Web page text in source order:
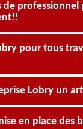
pour tous
Lobry un
en place des